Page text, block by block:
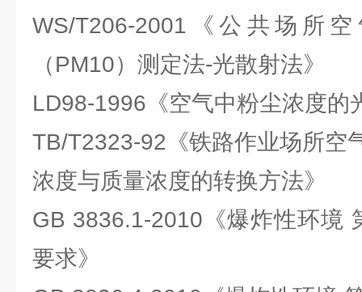
WS/T206-2001《公共场所
（PM10）测定法-光散射法》
LD98-1996《空气中粉尘浓度的
TB/T2323-92《铁路作业场所空
浓度与质量浓度的转换方法》
GB 3836.1-2010《爆炸性环境
要求》